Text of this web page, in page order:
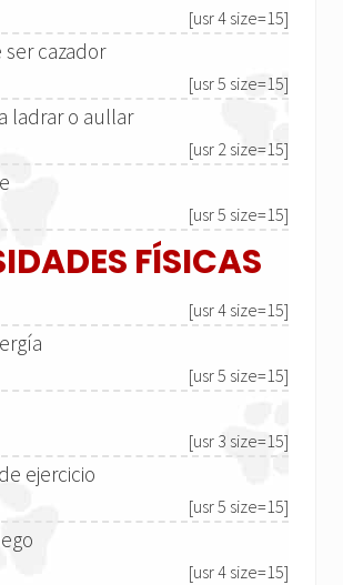
[usr 4 size=15]
cazador
[usr 5 size=15]
ladrar o aullar
[usr 2 size=15]
[usr 5 size=15]
FÍSICAS
[usr 4 size=15]
[usr 5 size=15]
[usr 3 size=15]
ejercicio
[usr 5 size=15]
[usr 4 size=15]